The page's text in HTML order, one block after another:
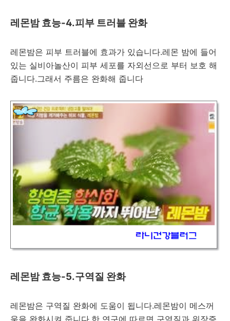
레몬밤 효능-4.피부 트러블 완화
레몬밤은 피부 트러블에 효과가 있습니다.레몬 밤에 들어
있는 실비아놀산이 피부 세포를 자외선으로 부터 보호 해
줍니다.그래서 주름은 완화해 줍니다
레몬밤 효능-5.구역질 완화
레몬밤은 구역질 완화에 도움이 됩니다.레몬밤이 메스꺼
움을 완화시켜 줍니다.한 연구에 따르면 구역질과 위장증